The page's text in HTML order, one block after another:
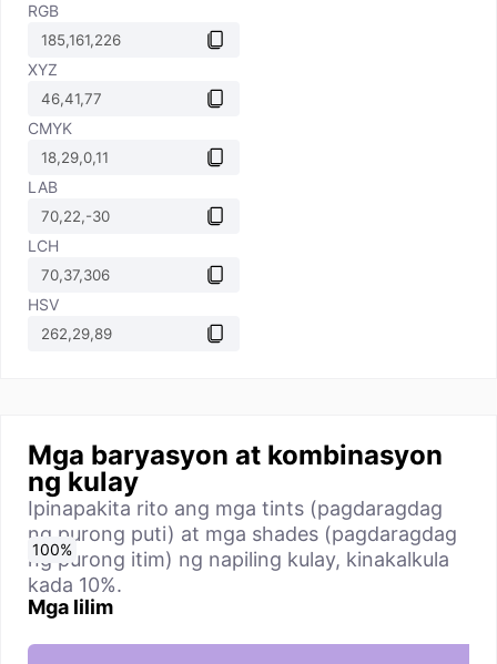
RGB
XYZ
CMYK
LAB
LCH
HSV
Mga baryasyon at kombinasyon
ng kulay
Ipinapakita rito ang mga tints (pagdaragdag
ng purong puti) at mga shades (pagdaragdag
ng purong itim) ng napiling kulay, kinakalkula
kada 10%.
Mga lilim
0%
10%
20%
30%
40%
50%
60%
70%
80%
90%
100%